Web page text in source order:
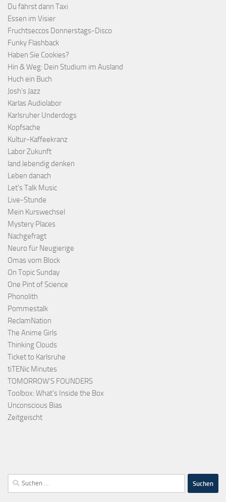
Du fährst dann Taxi
Essen im Visier
Fruchtseccos Donnerstags-Disco
Funky Flashback
Haben Sie Cookies?
Hin & Weg: Dein Studium im Ausland
Huch ein Buch
Josh's Jazz
Karlas Audiolabor
Karlsruher Underdogs
Kopfsache
Kultur-Kaffeekranz
Labor Zukunft
land.lebendig denken
Leben danach
Let's Talk Music
Live-Stunde
Mein Kurswechsel
Mystery Places
Nachgefragt
Neuro für Neugierige
Omas vom Block
On Topic Sunday
One Pint of Science
Phonolith
Pommestalk
ReclamNation
The Anime Girls
Thinking Clouds
Ticket to Karlsruhe
tiTENic Minutes
TOMORROW'S FOUNDERS
Toolbox: What's Inside the Box
Unconscious Bias
Zeitgeischt